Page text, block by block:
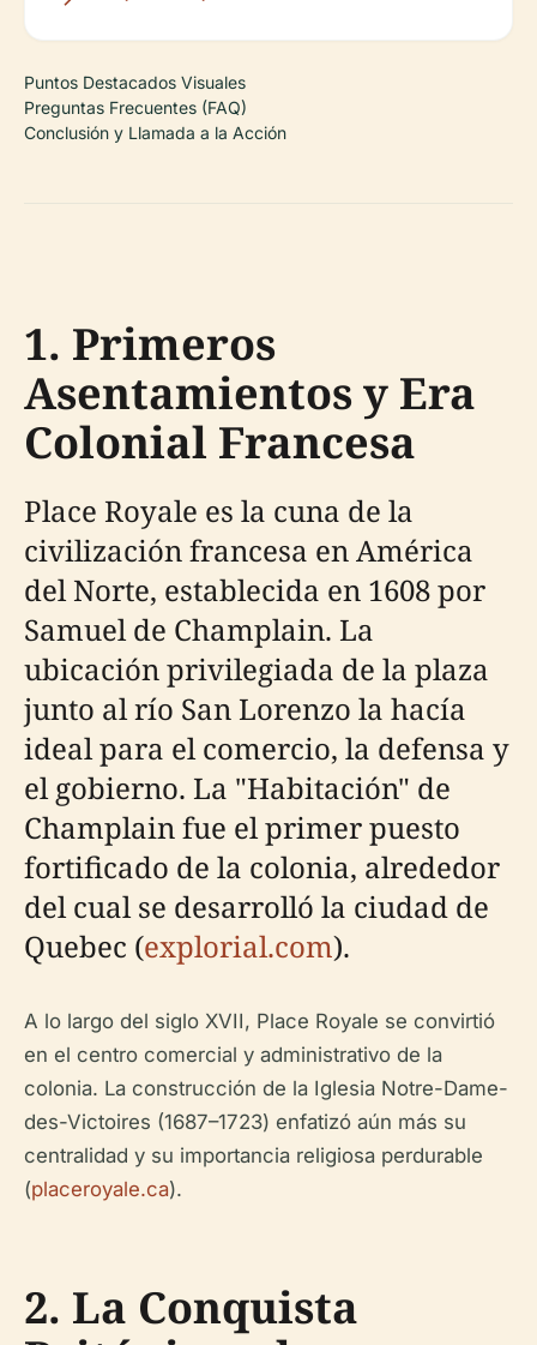
Puntos Destacados Visuales
Preguntas Frecuentes (FAQ)
Conclusión y Llamada a la Acción
1. Primeros
Asentamientos y Era
Colonial Francesa
Place Royale es la cuna de la
civilización francesa en América
del Norte, establecida en 1608 por
Samuel de Champlain. La
ubicación privilegiada de la plaza
junto al río San Lorenzo la hacía
ideal para el comercio, la defensa y
el gobierno. La "Habitación" de
Champlain fue el primer puesto
fortificado de la colonia, alrededor
del cual se desarrolló la ciudad de
Quebec (explorial.com).
A lo largo del siglo XVII, Place Royale se convirtió
en el centro comercial y administrativo de la
colonia. La construcción de la Iglesia Notre-Dame-
des-Victoires (1687–1723) enfatizó aún más su
centralidad y su importancia religiosa perdurable
(placeroyale.ca).
2. La Conquista